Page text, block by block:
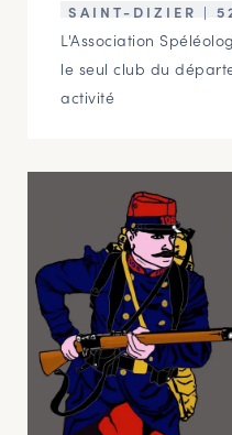
SAINT-DIZIER |
L'Association
le seul club du
activité